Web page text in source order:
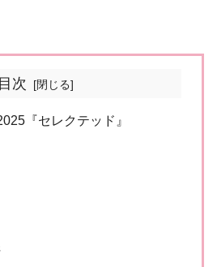
目次
『セレクテッド』